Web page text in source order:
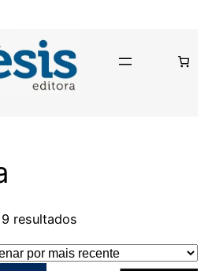
resultados
mais